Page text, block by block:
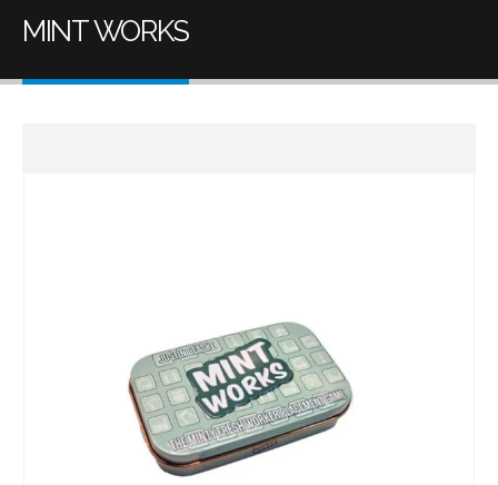
MINT WORKS